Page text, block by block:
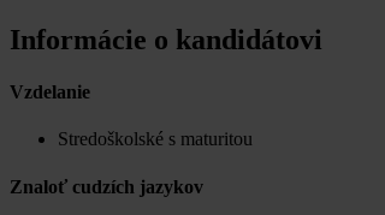
Informácie o kandidátovi
Vzdelanie
Stredoškolské s maturitou
Znaloť cudzích jazykov